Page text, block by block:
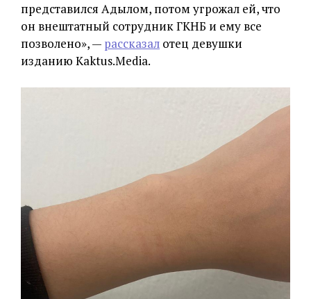
представился Адылом, потом угрожал ей, что
он внештатный сотрудник ГКНБ и ему все
позволено», — рассказал отец девушки
изданию Kaktus.Media.